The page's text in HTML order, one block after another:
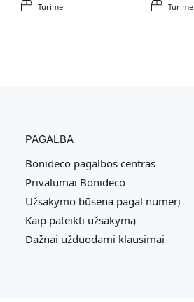
Turime Turime
PAGALBA
Bonideco pagalbos centras
Privalumai Bonideco
Užsakymo būsena pagal numerį
Kaip pateikti užsakymą
Dažnai užduodami klausimai